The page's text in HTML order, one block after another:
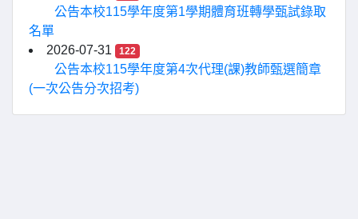
公告本校115學年度第1學期體育班轉學甄試錄取
名單
2026-07-31
122
公告本校115學年度第4次代理(課)教師甄選簡章
(一次公告分次招考)